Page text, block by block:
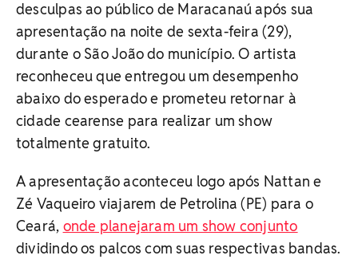
desculpas ao público de Maracanaú após sua
apresentação na noite de sexta-feira (29),
durante o São João do município. O artista
reconheceu que entregou um desempenho
abaixo do esperado e prometeu retornar à
cidade cearense para realizar um show
totalmente gratuito.
A apresentação aconteceu logo após Nattan e
Zé Vaqueiro viajarem de Petrolina (PE) para o
Ceará, onde planejaram um show conjunto
dividindo os palcos com suas respectivas bandas.